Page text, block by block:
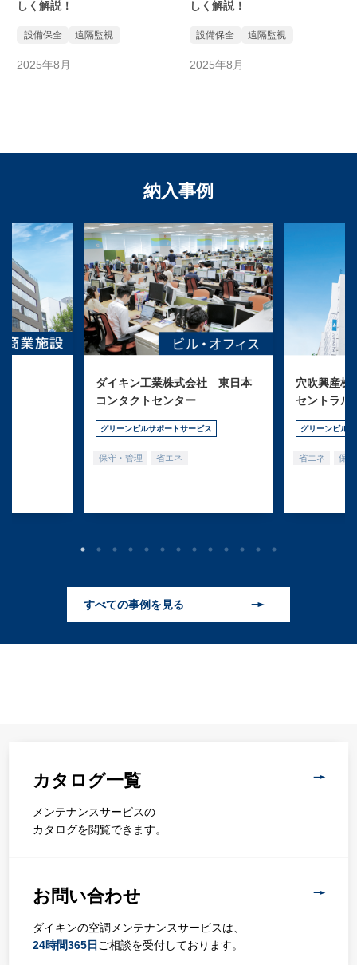
しく解説！
設備保全 遠隔監視
2025年8月
しく解説！
設備保全 遠隔監視
2025年8月
納入事例
ダイキン工業株式会社 東日本
コンタクトセンター
グリーンビルサポートサービス
保守・管理 省エネ
穴吹興産株
セントラル
グリーンビル
省エネ 保
すべての事例を見る
カタログ一覧
メンテナンスサービスの
カタログを閲覧できます。
お問い合わせ
ダイキンの空調メンテナンスサービスは、
24時間365日 ご相談を受付しております。